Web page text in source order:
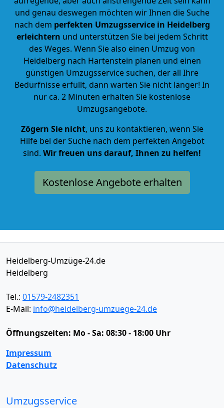
und genau deswegen möchten wir Ihnen die Suche
nach dem perfekten Umzugsservice in Heidelberg
erleichtern und unterstützen Sie bei jedem Schritt
des Weges. Wenn Sie also einen Umzug von
Heidelberg nach Hartenstein planen und einen
günstigen Umzugsservice suchen, der all Ihre
Bedürfnisse erfüllt, dann warten Sie nicht länger! In
nur ca. 2 Minuten erhalten Sie kostenlose
Umzugsangebote.
Zögern Sie nicht, uns zu kontaktieren, wenn Sie
Hilfe bei der Suche nach dem perfekten Angebot
sind. Wir freuen uns darauf, Ihnen zu helfen!
Kostenlose Angebote erhalten
Heidelberg-Umzüge-24.de
Heidelberg
Tel.: 01579-2482351
E-Mail: info@heidelberg-umzuege-24.de
Öffnungszeiten: Mo - Sa: 08:30 - 18:00 Uhr
Impressum
Datenschutz
Umzugsservice